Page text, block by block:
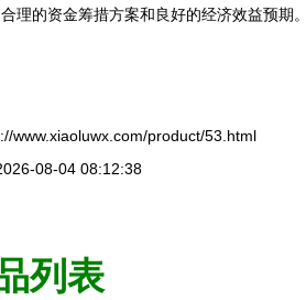
的资金筹措方案和良好的经济效益预期
www.xiaoluwx.com/product/53.html
08-04 08:12:38
列表